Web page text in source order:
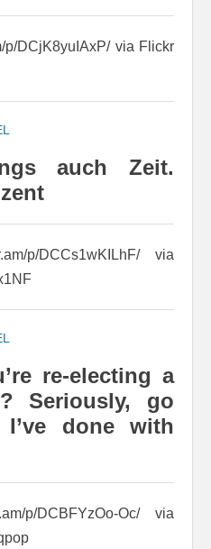
p/DCjK8yuIAxP/ via Flickr
auch Zeit.
p/DCCs1wKILhF/ via
re-electing a
Seriously, go
done with
p/DCBFYzOo-Oc/ via